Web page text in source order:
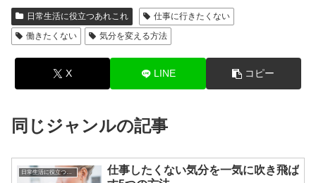
日常生活に役立つあれこれ
仕事に行きたくない
働きたくない
気分を変える方法
X LINE コピー
同じジャンルの記事
日常生活に役立つあれこれ
仕事したくない気分を一気に吹き飛ば